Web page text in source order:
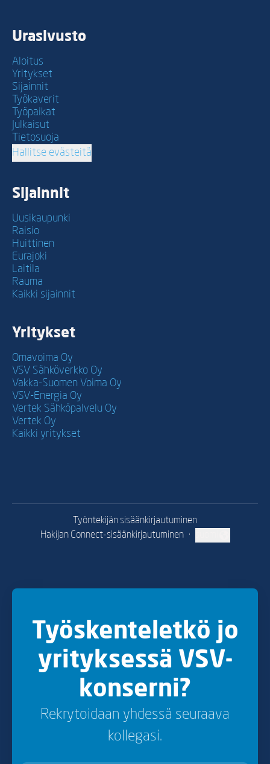
Urasivusto
Aloitus
Yritykset
Sijainnit
Työkaverit
Työpaikat
Julkaisut
Tietosuoja
Hallitse evästeitä
Sijainnit
Uusikaupunki
Raisio
Huittinen
Eurajoki
Laitila
Rauma
Kaikki sijainnit
Yritykset
Omavoima Oy
VSV Sähköverkko Oy
Vakka-Suomen Voima Oy
VSV-Energia Oy
Vertek Sähköpalvelu Oy
Vertek Oy
Kaikki yritykset
Työntekijän sisäänkirjautuminen
Hakijan Connect-sisäänkirjautuminen ·
Vaihda kieli
Työskenteletkö jo
yrityksessä VSV-
konserni?
Rekrytoidaan yhdessä seuraava
kollegasi.